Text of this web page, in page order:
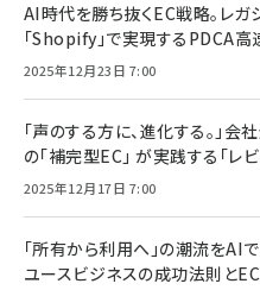
AI時代を勝ち抜くEC戦略。レガ
「Shopify」で実現するPDCA高
2025年12月23日 7:00
「声のする方に、進化する。」
の「補完型EC」 が実践する「レ
2025年12月17日 7:00
「所有から利用へ」の潮流をAI
ユースビジネスの成功法則と